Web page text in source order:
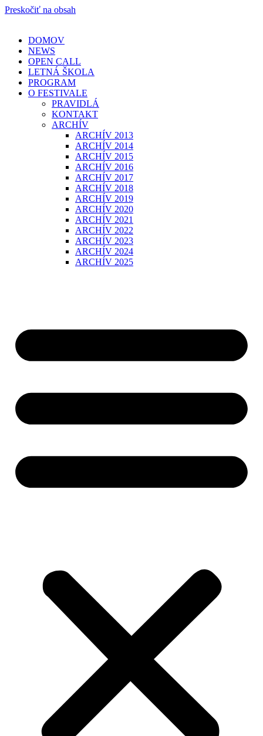
Preskočiť na obsah
DOMOV
NEWS
OPEN CALL
LETNÁ ŠKOLA
PROGRAM
O FESTIVALE
PRAVIDLÁ
KONTAKT
ARCHÍV
ARCHÍV 2013
ARCHÍV 2014
ARCHÍV 2015
ARCHÍV 2016
ARCHÍV 2017
ARCHÍV 2018
ARCHÍV 2019
ARCHÍV 2020
ARCHÍV 2021
ARCHÍV 2022
ARCHÍV 2023
ARCHÍV 2024
ARCHÍV 2025